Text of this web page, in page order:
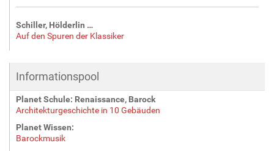
Schiller, Hölderlin …
Auf den Spuren der Klassiker
Informationspool
Planet Schule: Renaissance, Barock
Architekturgeschichte in 10 Gebäuden
Planet Wissen:
Barockmusik